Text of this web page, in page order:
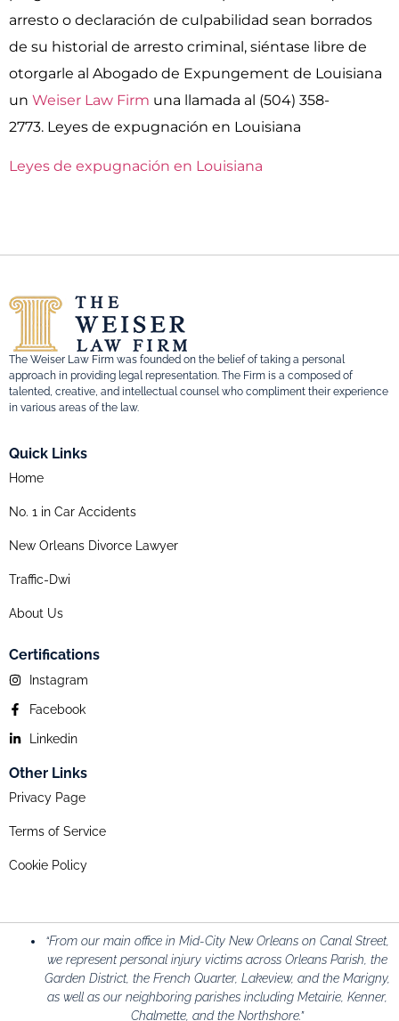
arresto o declaración de culpabilidad sean borrados
de su historial de arresto criminal, siéntase libre de
otorgarle al Abogado de Expungement de Louisiana
un Weiser Law Firm una llamada al (504) 358-
2773. Leyes de expugnación en Louisiana
Leyes de expugnación en Louisiana
The Weiser Law Firm was founded on the belief of taking a personal
approach in providing legal representation. The Firm is a composed of
talented, creative, and intellectual counsel who compliment their experience
in various areas of the law.
Quick Links
Home
No. 1 in Car Accidents
New Orleans Divorce Lawyer
Traffic-Dwi
About Us
Certifications
Instagram
Facebook
Linkedin
Other Links
Privacy Page
Terms of Service
Cookie Policy
“From our main office in Mid-City New Orleans on Canal Street,
we represent personal injury victims across Orleans Parish, the
Garden District, the French Quarter, Lakeview, and the Marigny,
as well as our neighboring parishes including Metairie, Kenner,
Chalmette, and the Northshore.”